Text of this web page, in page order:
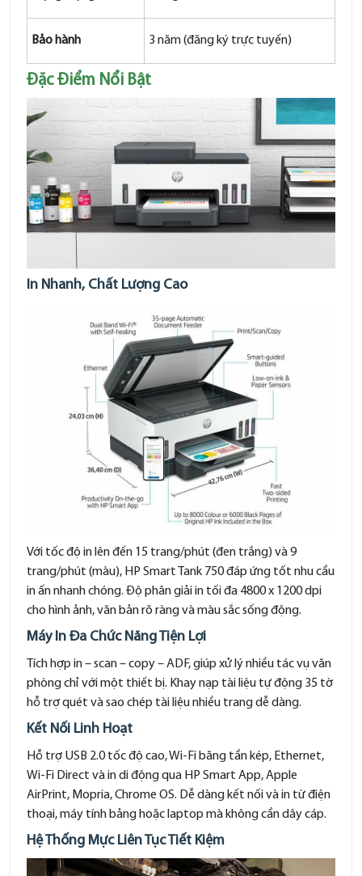
Bảo hành 3 năm (đăng ký trực tuyến)
Đặc Điểm Nổi Bật
In Nhanh, Chất Lượng Cao
Với tốc độ in lên đến 15 trang/phút (đen trắng) và 9
trang/phút (màu), HP Smart Tank 750 đáp ứng tốt nhu cầu
in ấn nhanh chóng. Độ phân giải in tối đa 4800 x 1200 dpi
cho hình ảnh, văn bản rõ ràng và màu sắc sống động.
Máy In Đa Chức Năng Tiện Lợi
Tích hợp in – scan – copy – ADF, giúp xử lý nhiều tác vụ văn
phòng chỉ với một thiết bị. Khay nạp tài liệu tự động 35 tờ
hỗ trợ quét và sao chép tài liệu nhiều trang dễ dàng.
Kết Nối Linh Hoạt
Hỗ trợ USB 2.0 tốc độ cao, Wi-Fi băng tần kép, Ethernet,
Wi-Fi Direct và in di động qua HP Smart App, Apple
AirPrint, Mopria, Chrome OS. Dễ dàng kết nối và in từ điện
thoại, máy tính bảng hoặc laptop mà không cần dây cáp.
Hệ Thống Mực Liên Tục Tiết Kiệm